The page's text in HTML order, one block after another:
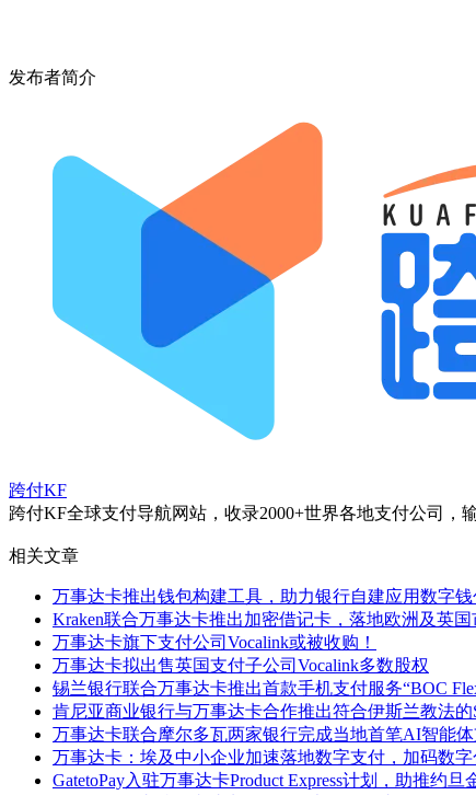
发布者简介
跨付KF
跨付KF全球支付导航网站，收录2000+世界各地支付公司，
相关文章
万事达卡推出钱包构建工具，助力银行自建应用数字
Kraken联合万事达卡推出加密借记卡，落地欧洲及英国
万事达卡旗下支付公司Vocalink或被收购！
万事达卡拟出售英国支付子公司Vocalink多数股权
锡兰银行联合万事达卡推出首款手机支付服务“BOC
肯尼亚商业银行与万事达卡合作推出符合伊斯兰教法的
万事达卡联合摩尔多瓦两家银行完成当地首笔AI智能
万事达卡：埃及中小企业加速落地数字支付，加码数字
GatetoPay入驻万事达卡Product Express计划，助推约